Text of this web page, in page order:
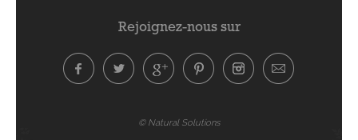
Rejoignez-nous sur
© Natural Solutions